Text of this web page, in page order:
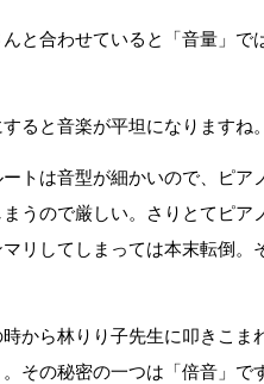
と合わせていると「音量」で
ると音楽が平坦になりますね。
トは音型が細かいので、ピア
うので厳しい。さりとてピア
リしてしまっては本末転倒。
から林りり子先生に叩きこま
その秘密の一つは「倍音」で